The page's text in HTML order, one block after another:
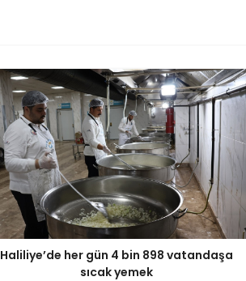
Haliliye’de her gün 4 bin 898 vatandaşa
sıcak yemek